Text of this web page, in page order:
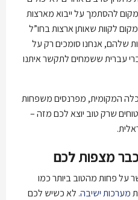
להסתמך על ייבוא מארצות
לקוות שאותן ארצות בחו”ל
שלהם, אנחנו סומכים רק על
עברית ששמחים לתקשר איתנו
המקומית, מפרנסים משפחות
שרק טוב יוצא לכם מזה –
מצפות לכם
על פחות מהטוב ביותר כמו
מערכות ישיבה. לא כשיש לכם